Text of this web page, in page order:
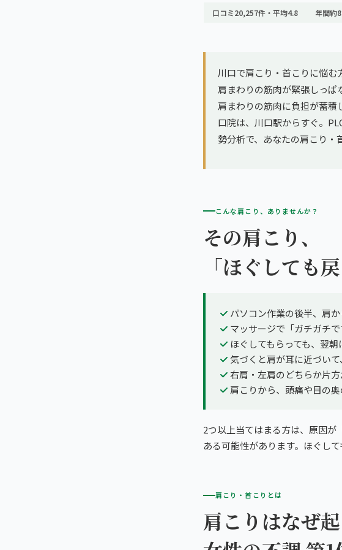
口コミ20,257件・平均4.8 年間約
川口で肩こり・首こりに悩む
肩まわりの筋肉が緊張しっぱ
肩まわりの筋肉に負担が蓄積
口院は、川口駅からすぐ。
勢分析で、あなたの肩こり・
こんな肩こり、ありませんか？
その肩こり、
「ほぐしても
パソコン作業の後半、肩
マッサージで「ガチガチ
ほぐしてもらっても、翌
気づくと肩が耳に近づい
右肩・左肩のどちらか片
肩こりから、頭痛や目の
2つ以上当てはまる方は、原因が
ある可能性があります。ほぐし
肩こり・首こりとは
肩こりはなぜ